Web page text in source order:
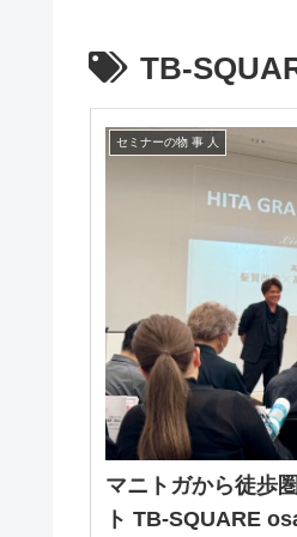
TB-
セミナーの物 事 人
マニトガから徒歩
ト TB-SQUARE